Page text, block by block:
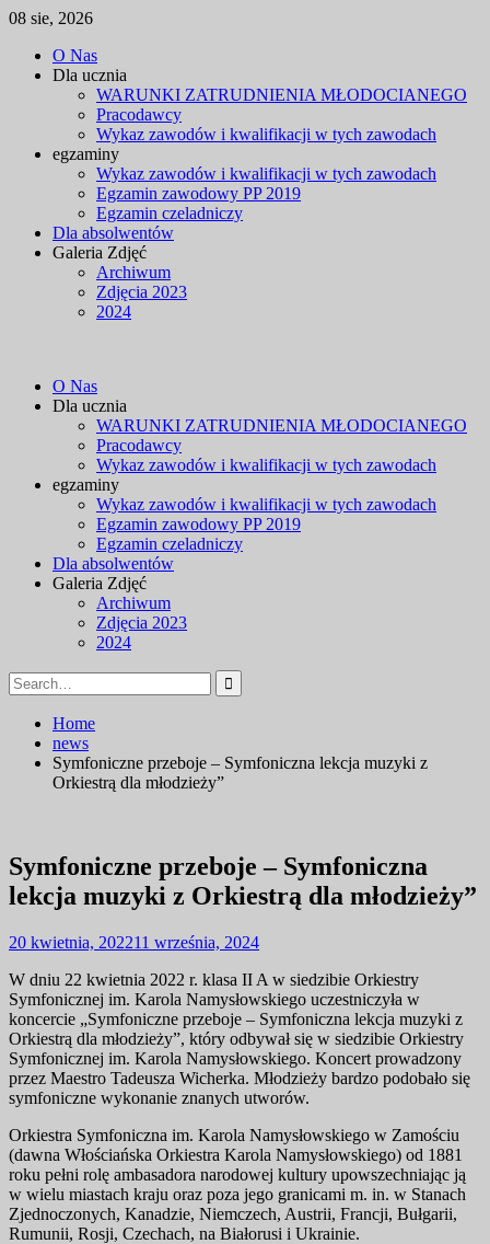
08 sie, 2026
Skip
O Nas
Dla ucznia
WARUNKI ZATRUDNIENIA MŁODOCIANEGO
Pracodawcy
Wykaz zawodów i kwalifikacji w tych zawodach
egzaminy
Wykaz zawodów i kwalifikacji w tych zawodach
Egzamin zawodowy PP 2019
Egzamin czeladniczy
Dla absolwentów
Galeria Zdjęć
Archiwum
Zdjęcia 2023
2024
O Nas
Dla ucznia
WARUNKI ZATRUDNIENIA MŁODOCIANEGO
Pracodawcy
Wykaz zawodów i kwalifikacji w tych zawodach
egzaminy
Wykaz zawodów i kwalifikacji w tych zawodach
Egzamin zawodowy PP 2019
Egzamin czeladniczy
Dla absolwentów
Galeria Zdjęć
Archiwum
Zdjęcia 2023
2024
Search
for:
Home
news
Symfoniczne przeboje – Symfoniczna lekcja muzyki z
Orkiestrą dla młodzieży”
Symfoniczne przeboje – Symfoniczna
lekcja muzyki z Orkiestrą dla młodzieży”
20 kwietnia, 202211 września, 2024
W dniu 22 kwietnia 2022 r. klasa II A w siedzibie Orkiestry
Symfonicznej im. Karola Namysłowskiego uczestniczyła w
koncercie „Symfoniczne przeboje – Symfoniczna lekcja muzyki z
Orkiestrą dla młodzieży”, który odbywał się w siedzibie Orkiestry
Symfonicznej im. Karola Namysłowskiego. Koncert prowadzony
przez Maestro Tadeusza Wicherka. Młodzieży bardzo podobało się
symfoniczne wykonanie znanych utworów.
Orkiestra Symfoniczna im. Karola Namysłowskiego w Zamościu
(dawna Włościańska Orkiestra Karola Namysłowskiego) od 1881
roku pełni rolę ambasadora narodowej kultury upowszechniając ją
w wielu miastach kraju oraz poza jego granicami m. in. w Stanach
Zjednoczonych, Kanadzie, Niemczech, Austrii, Francji, Bułgarii,
Rumunii, Rosji, Czechach, na Białorusi i Ukrainie.